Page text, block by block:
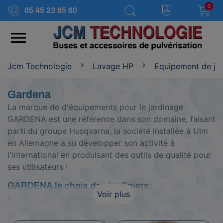
05 45 23 65 60
0

Jcm Technologie Lavage HP Equipement de
Gardena
La marque de d'équipements pour le jardinage
GARDENA est une référence dans son domaine, faisant
parti du groupe Husqvarna, la société installée à Ulm
en Allemagne a su développer son activité à
l'international en produisant des outils de qualité pour
ses utilisateurs !
GARDENA le choix des jardiniers:
La popularité de GARDENA est impressionnante ! La
Voir plus